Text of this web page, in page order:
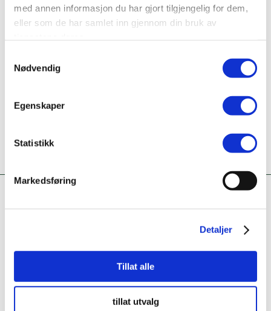
med annen informasjon du har gjort tilgjengelig for dem,
eller som de har samlet inn gjennom din bruk av
Nødvendig
Egenskaper
Statistikk
Markedsføring
Detaljer
Tillat alle
tillat utvalg
Ta kontakt
75139771
Klikk her for å be om redigeringstilgang
KONTAKT OSS
Fridtjof Nansens gate 21